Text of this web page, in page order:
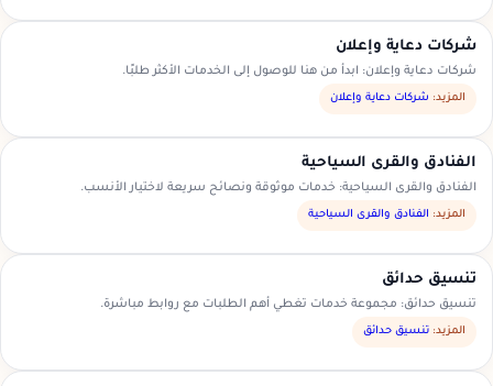
شركات دعاية وإعلان
شركات دعاية وإعلان: ابدأ من هنا للوصول إلى الخدمات الأكثر طلبًا.
المزيد: شركات دعاية وإعلان
الفنادق والقرى السياحية
الفنادق والقرى السياحية: خدمات موثوقة ونصائح سريعة لاختيار الأنسب.
المزيد: الفنادق والقرى السياحية
تنسيق حدائق
تنسيق حدائق: مجموعة خدمات تغطي أهم الطلبات مع روابط مباشرة.
المزيد: تنسيق حدائق